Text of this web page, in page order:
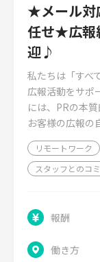
★メール対
任せ★広報
迎♪
私たちは「すべ
広報活動をサポ
には、PRの本
お客様の広報の
リモートワーク
スタッフとのコ
報酬
働き方